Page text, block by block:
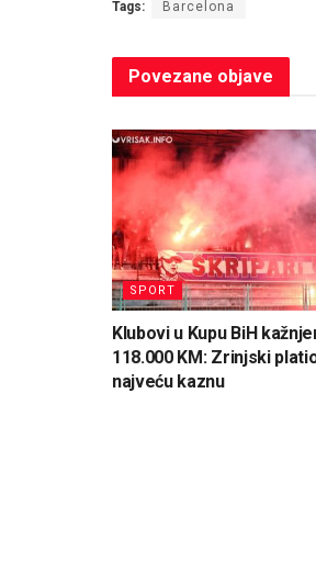
Tags: Barcelona
Povezane objave
SPORT
Klubovi u Kupu BiH
118.000 KM: Zrinjski
najveću kaznu